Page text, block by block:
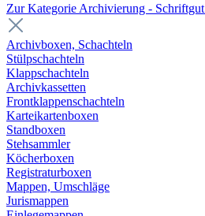
Zur Kategorie Archivierung - Schriftgut
Archivboxen, Schachteln
Stülpschachteln
Klappschachteln
Archivkassetten
Frontklappenschachteln
Karteikartenboxen
Standboxen
Stehsammler
Köcherboxen
Registraturboxen
Mappen, Umschläge
Jurismappen